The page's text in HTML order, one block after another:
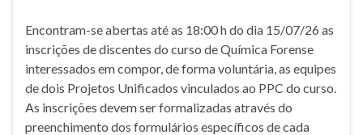
Encontram-se abertas até as 18:00 h do dia 15/07/26 as
inscrições de discentes do curso de Química Forense
interessados em compor, de forma voluntária, as equipes
de dois Projetos Unificados vinculados ao PPC do curso.
As inscrições devem ser formalizadas através do
preenchimento dos formulários específicos de cada